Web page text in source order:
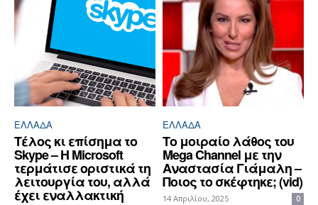
ΕΛΛΆΔΑ
Τέλος κι επίσημα το
Skype – Η Microsoft
τερμάτισε οριστικά τη
λειτουργία του, αλλά
έχει εναλλακτική
ΕΛΛΆΔΑ
Το μοιραίο λάθος του
Mega Channel με την
Αναστασία Γιάμαλη –
Ποιος το σκέφτηκε; (vid)
14 Απριλίου, 2025 0